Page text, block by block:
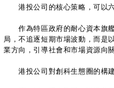
港投公司的核心策略，可以六
作為特區政府的耐心資本旗艦
局，不追逐短期市場波動，而是
業方向，引導社會和市場資源向
港投公司對創科生態圈的構建